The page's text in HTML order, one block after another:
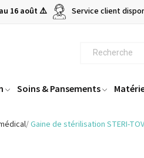
16 août ⚠️ Service client
Soins & Pansements
Gaine de stérilisation STERI-